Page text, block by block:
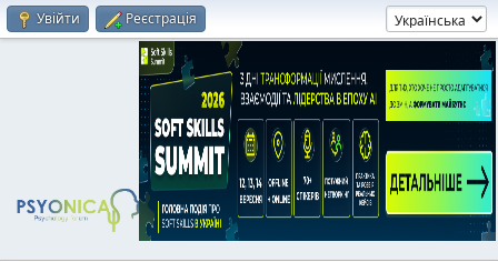
Увійти Реєстрація